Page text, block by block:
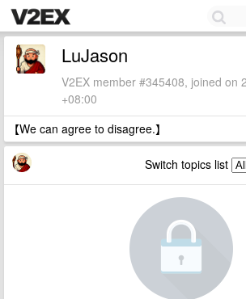
LuJason
V2EX member #345408, joined on
+08:00
【We can agree to disagree.】
Switch topics list